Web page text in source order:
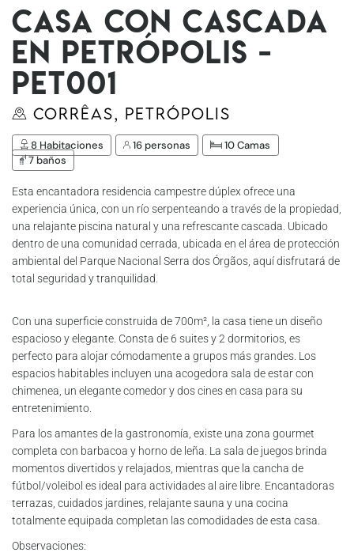
Casa con cascada
en Petrópolis -
Pet001
Corrêas, Petrópolis
8 Habitaciones 16 personas
10 Camas
7 baños
Esta encantadora residencia campestre dúplex ofrece una
experiencia única, con un río serpenteando a través de la propiedad,
una relajante piscina natural y una refrescante cascada. Ubicado
dentro de una comunidad cerrada, ubicada en el área de protección
ambiental del Parque Nacional Serra dos Órgãos, aquí disfrutará de
total seguridad y tranquilidad.
Con una superficie construida de 700m², la casa tiene un diseño
espacioso y elegante. Consta de 6 suites y 2 dormitorios, es
perfecto para alojar cómodamente a grupos más grandes. Los
espacios habitables incluyen una acogedora sala de estar con
chimenea, un elegante comedor y dos cines en casa para su
entretenimiento.
Para los amantes de la gastronomía, existe una zona gourmet
completa con barbacoa y horno de leña. La sala de juegos brinda
momentos divertidos y relajados, mientras que la cancha de
fútbol/voleibol es ideal para actividades al aire libre. Encantadoras
terrazas, cuidados jardines, relajante sauna y una cocina
totalmente equipada completan las comodidades de esta casa.
Observaciones: